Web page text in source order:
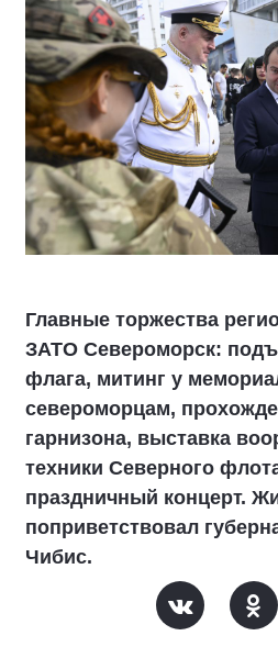
Главные торжества
ЗАТО Североморск:
флага, митинг у
североморцам,
гарнизона, выставка
техники Северного
праздничный концерт.
поприветствовал
Чибис.